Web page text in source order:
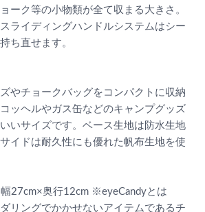
ーク等の小物類が全て収まる大きさ。
ライディングハンドルシステムはシー
ち直せます。
やチョークバッグをコンパクトに収納
ッヘルやガス缶などのキャンプグッズ
いサイズです。ベース生地は防水生地
イドは耐久性にも優れた帆布生地を使
27cm×奥行12cm ※eyeCandyとは
リングでかかせないアイテムであるチ